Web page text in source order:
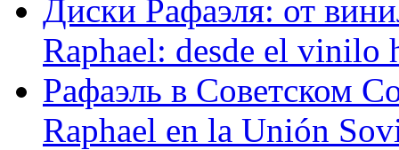
Диски Рафаэля: от
Raphael: desde el vinilo
Рафаэль в Советском
Raphael en la Unión